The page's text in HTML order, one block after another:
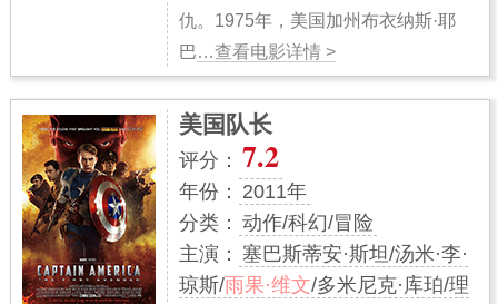
仇。1975年，美国加州布衣纳斯·耶
巴…查看电影详情 >
美国队长
评分： 7.2
年份： 2011年
分类： 动作/科幻/冒险
主演： 塞巴斯蒂安·斯坦/汤米·李·
琼斯/雨果·维文/多米尼克·库珀/理